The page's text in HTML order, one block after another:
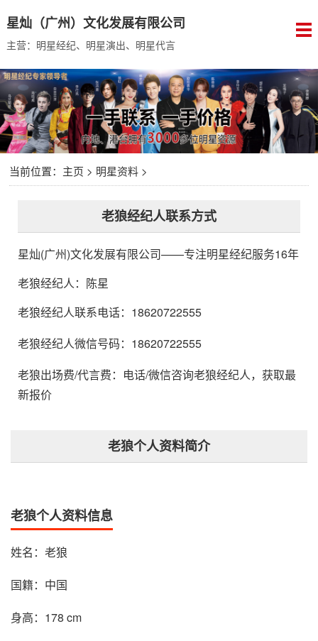
星灿（广州）文化发展有限公司
主营：明星经纪、明星演出、明星代言
当前位置： 主页 > 明星资料>
老狼经纪人联系方式
星灿(广州)文化发展有限公司——专注明星经纪服务16年
老狼经纪人： 陈星
老狼经纪人联系电话：18620722555
老狼经纪人微信号码：18620722555
老狼出场费/代言费：电话/微信咨询老狼经纪人，获取最
新报价
老狼个人资料简介
老狼个人资料信息
姓名：老狼
国籍：中国
身高：178 cm